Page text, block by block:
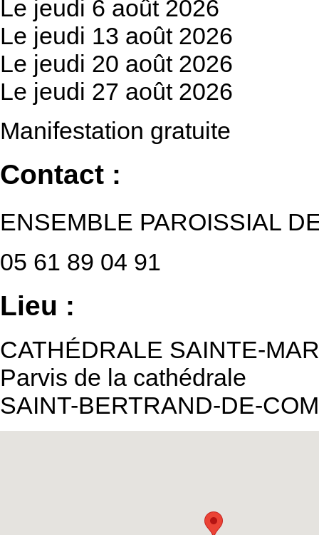
Le jeudi 6 août 2026
Le jeudi 13 août 2026
Le jeudi 20 août 2026
Le jeudi 27 août 2026
Manifestation gratuite
Contact :
ENSEMBLE PAROISSIAL
05 61 89 04 91
Lieu :
CATHÉDRALE SAINTE-
Parvis de la cathédrale
SAINT-BERTRAND-DE-